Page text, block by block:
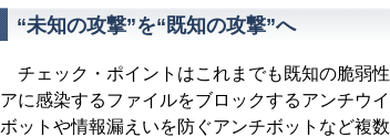
“未知の攻撃”を“既知の攻撃”へ
チェック・ポイントはこれまでも既知の脆弱
アに感染するファイルをブロックするアンチウ
ボットや情報漏えいを防ぐアンチボットなど複